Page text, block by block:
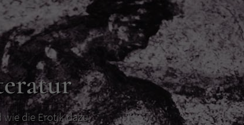
wie die Erotik dazu